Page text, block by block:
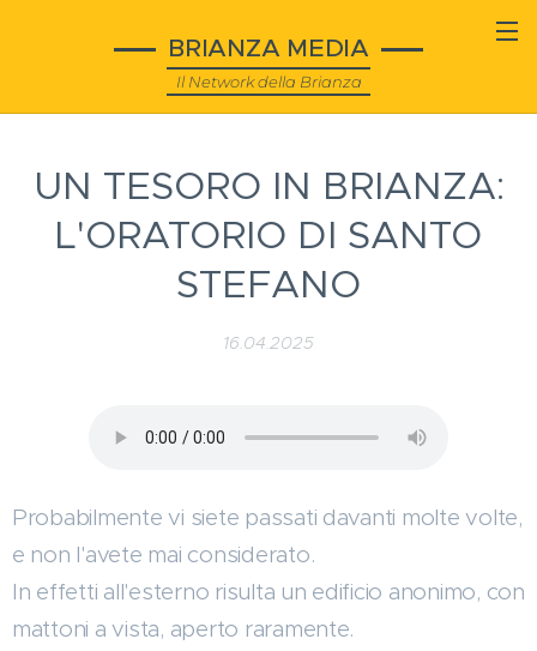
BRIANZA MEDIA
Il Network della Brianza
UN TESORO IN BRIANZA:
L'ORATORIO DI SANTO
STEFANO
16.04.2025
Probabilmente vi siete passati davanti molte volte,
e non l'avete mai considerato.
In effetti all'esterno risulta un edificio anonimo, con
mattoni a vista, aperto raramente.